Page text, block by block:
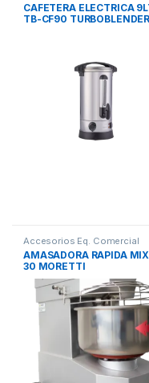
CAFETERA ELECTRICA
TB-CF90 TURBOBLENDER
Accesorios Eq. Comercial
AMASADORA RAPIDA
30 MORETTI